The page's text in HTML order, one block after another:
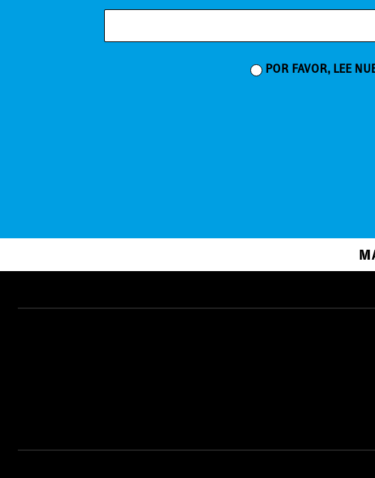
POR FAVOR, LEE